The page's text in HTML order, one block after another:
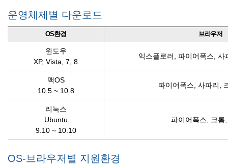
운영체제별 다운로드
OS환경 브라우저
윈도우
XP, Vista, 7, 8
익스플로러, 파이어폭스, 사
맥OS
10.5 ~ 10.8
파이어폭스, 사파리,
리눅스
Ubuntu
9.10 ~ 10.10
파이어폭스, 크롬
OS-브라우저별 지원환경